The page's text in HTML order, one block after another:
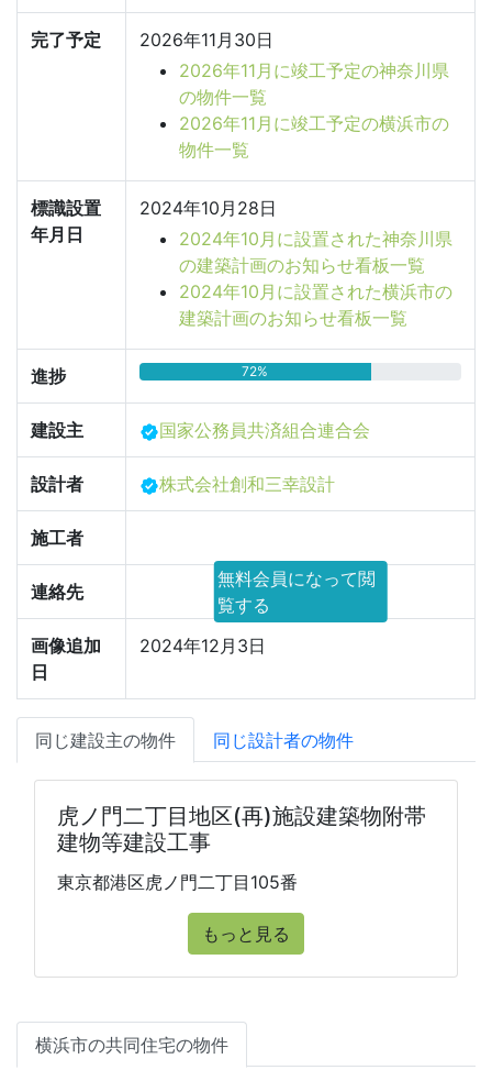
完了予定
2026年11月30日
2026年11月に竣工予定の神奈川県
の物件一覧
2026年11月に竣工予定の横浜市の
物件一覧
標識設置
年月日
2024年10月28日
2024年10月に設置された神奈川県
の建築計画のお知らせ看板一覧
2024年10月に設置された横浜市の
建築計画のお知らせ看板一覧
進捗 72%
建設主 国家公務員共済組合連合会
設計者 株式会社創和三幸設計
施工者
連絡先
無料会員になって閲
覧する
画像追加
日
2024年12月3日
同じ建設主の物件 同じ設計者の物件
虎ノ門二丁目地区(再)施設建築物附帯
建物等建設工事
東京都港区虎ノ門二丁目105番
もっと見る
横浜市の共同住宅の物件